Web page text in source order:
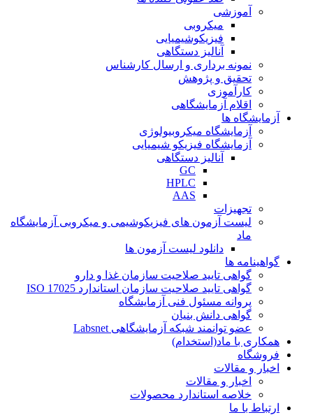
آموزشی
میکروبی
فیزیکوشیمیایی
آنالیز دستگاهی
نمونه برداری و ارسال کارشناس
تحقیق و پژوهش
کارآموزی
اقلام آزمایشگاهی
آزمایشگاه ها
آزمایشگاه میکروبیولوژی
آزمایشگاه فیزیکو شیمیایی
آنالیز دستگاهی
GC
HPLC
AAS
تجهیزات
لیست آزمون های فیزیکوشیمی و میکروبی آزمایشگاه
ماد
دانلود لیست آزمون ها
گواهینامه ها
گواهی تایید صلاحیت سازمان غذا و دارو
گواهی تایید صلاحیت سازمان استاندارد ISO 17025
پروانه مسئول فنی آزمایشگاه
گواهی دانش بنیان
عضو توانمند شبکه آزمایشگاهی Labsnet
همکاری با ماد(استخدام)
فروشگاه
اخبار و مقالات
اخبار و مقالات
خلاصه استاندارد محصولات
ارتباط با ما